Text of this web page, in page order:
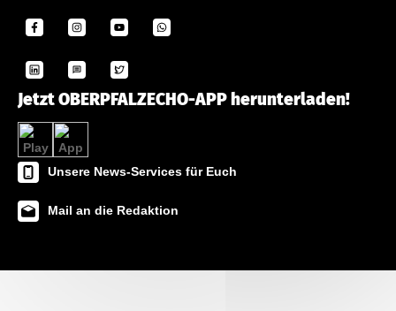
Jetzt OBERPFALZECHO-APP herunterladen!
Unsere News-Services für Euch
Mail an die Redaktion